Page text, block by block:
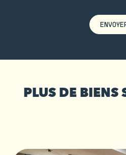
PLUS DE BIENS